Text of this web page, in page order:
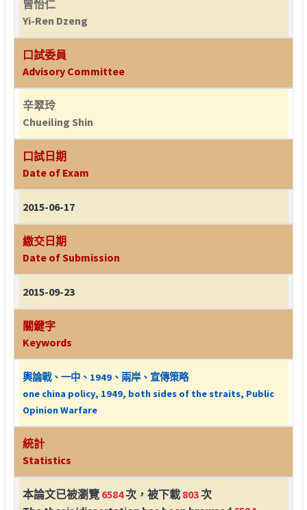
曾怡仁
Yi-Ren Dzeng
口試委員
Advisory Committee
辛翠玲
Chueiling Shin
口試日期
Date of Exam
2015-06-17
繳交日期
Date of Submission
2015-09-23
關鍵字
Keywords
輿論戰、一中、1949、兩岸、宣傳策略
one china policy, 1949, both sides of the straits, Public
Opinion Warfare
統計
Statistics
本論文已被瀏覽 6584次，被下載 803次